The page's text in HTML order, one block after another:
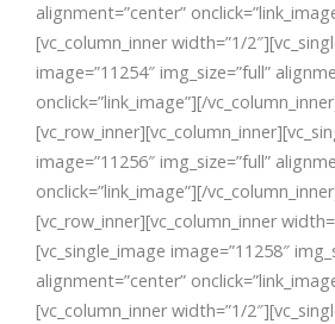
alignment=”center”
[vc_column_inner width=”1/
image=”11254″ img_size=”full”
onclick=”link_image”][/
image=”11256″ img_size=”full”
onclick=”link_image”][/
[vc_row_inner][vc_column_inner
[vc_single_image image=”11258″
alignment=”center”
[vc_column_inner width=”1/